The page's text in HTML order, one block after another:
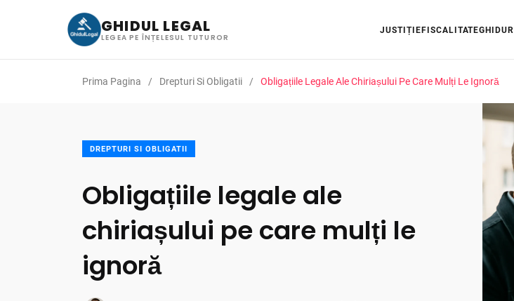
GHIDUL LEGAL
LEGEA PE ÎNȚELESUL TUTUROR
JUSTIȚIE FISCALITATEGHIDURI
Prima Pagina Drepturi Si Obligatii Obligațiile Legale Ale Chiriașului Pe Care Mulți Le Ignoră
DREPTURI SI OBLIGATII
Obligațiile legale ale
chiriașului pe care mulți le
ignoră